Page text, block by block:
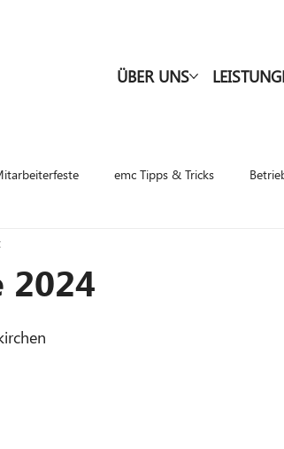
emc Tipps & Tricks
2024
ÜBER UNS